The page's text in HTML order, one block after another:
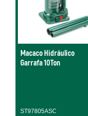
Macaco Hidráulico
Garrafa 10Ton
ST97805ASC